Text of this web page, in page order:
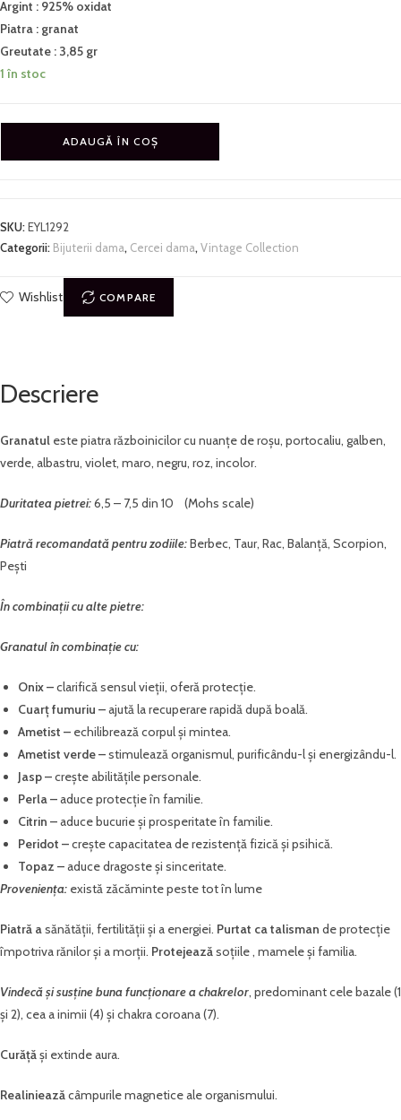
Argint : 925% oxidat
Piatra : granat
Greutate : 3,85 gr
1 în stoc
ADAUGĂ ÎN COȘ
SKU:EYL1292
Categorii: Bijuterii dama, Cercei dama, Vintage Collection
Wishlist COMPARE
Descriere
Granatul este piatra războinicilor cu nuanțe de roșu, portocaliu, galben,
verde, albastru, violet, maro, negru, roz, incolor.
Duritatea pietrei:6,5 – 7,5 din 10 (Mohs scale)
Piatră recomandată pentru zodiile:Berbec, Taur, Rac, Balanță, Scorpion,
Pești
În combinații cu alte pietre:
Granatul în combinație cu:
Onix –clarifică sensul vieții, oferă protecție.
Cuarț fumuriu –ajută la recuperare rapidă după boală.
Ametist – echilibrează corpul și mintea.
Ametist verde –stimulează organismul, purificându-l și energizându-l.
Jasp –crește abilitățile personale.
Perla –aduce protecție în familie.
Citrin –aduce bucurie și prosperitate în familie.
Peridot –crește capacitatea de rezistență fizică și psihică.
Topaz –aduce dragoste și sinceritate.
Proveniența: există zăcăminte peste tot în lume
Piatră asănătății, fertilității și a energiei. Purtat ca talisman de protecție
împotriva rănilor și a morții. Protejeazăsoțiile , mamele și familia.
Vindecă și susține buna funcționare a chakrelor, predominant cele bazale (1
și 2), cea a inimii (4) și chakra coroana (7).
Curățăși extinde aura.
Realinieazăcâmpurile magnetice ale organismului.